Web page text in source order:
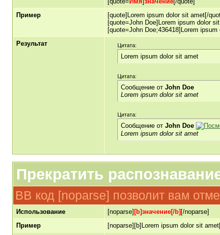
Пример
[quote]Lorem ipsum dolor sit amet[/
[quote=John Doe]Lorem ipsum dolor
[quote=John Doe;436418]Lorem
Результат
Цитата:
Lorem ipsum dolor sit amet
Цитата:
Сообщение от John Doe
Lorem ipsum dolor sit amet
Цитата:
Сообщение от John Doe
Lorem ipsum dolor sit amet
Прекратить
BB код [noparse] позволит вам
Использование [noparse] [b]значение[/b] [/noparse]
Пример
[noparse][b]Lorem ipsum dolor sit